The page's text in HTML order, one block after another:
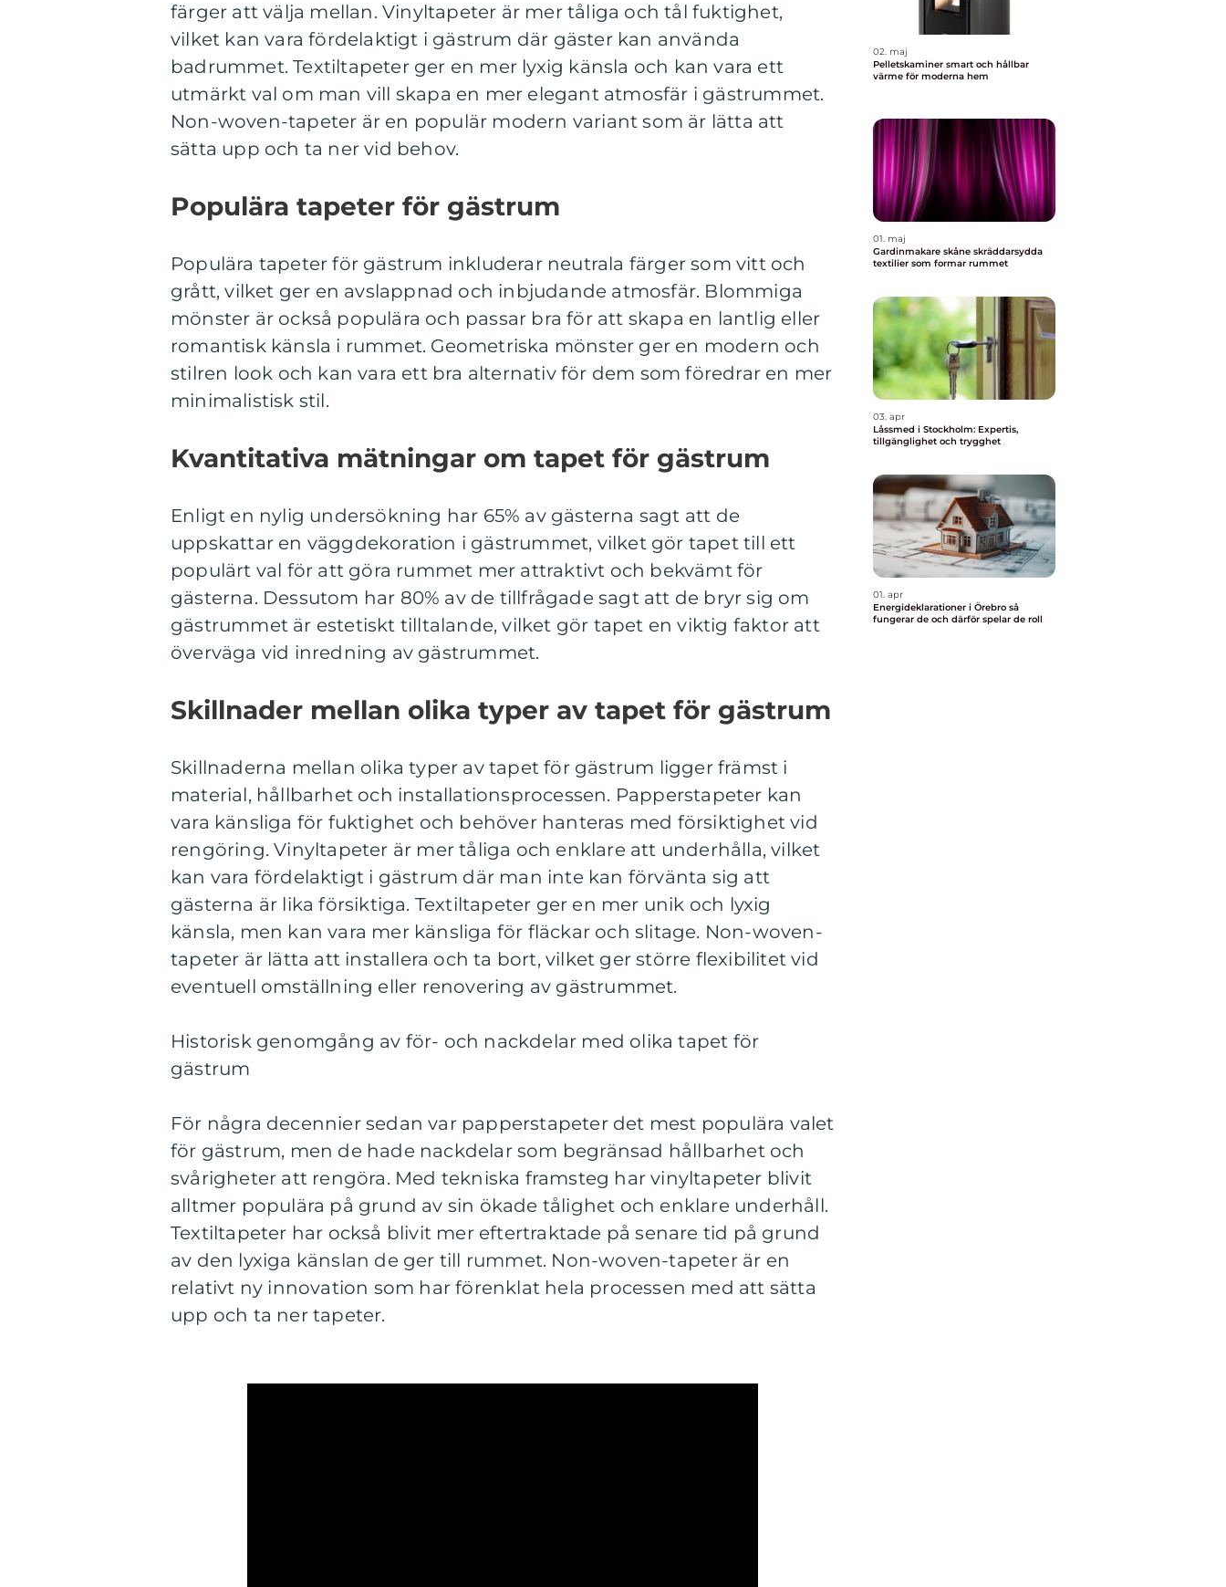
färger att välja mellan. Vinyltapeter är mer tåliga och tål fuktighet,
vilket kan vara fördelaktigt i gästrum där gäster kan använda
badrummet. Textiltapeter ger en mer lyxig känsla och kan vara ett
utmärkt val om man vill skapa en mer elegant atmosfär i gästrummet.
Non-woven-tapeter är en populär modern variant som är lätta att
sätta upp och ta ner vid behov.
Populära tapeter för gästrum
Populära tapeter för gästrum inkluderar neutrala färger som vitt och
grått, vilket ger en avslappnad och inbjudande atmosfär. Blommiga
mönster är också populära och passar bra för att skapa en lantlig eller
romantisk känsla i rummet. Geometriska mönster ger en modern och
stilren look och kan vara ett bra alternativ för dem som föredrar en mer
minimalistisk stil.
Kvantitativa mätningar om tapet för gästrum
Enligt en nylig undersökning har 65% av gästerna sagt att de
uppskattar en väggdekoration i gästrummet, vilket gör tapet till ett
populärt val för att göra rummet mer attraktivt och bekvämt för
gästerna. Dessutom har 80% av de tillfrågade sagt att de bryr sig om
gästrummet är estetiskt tilltalande, vilket gör tapet en viktig faktor att
överväga vid inredning av gästrummet.
Skillnader mellan olika typer av tapet för gästrum
Skillnaderna mellan olika typer av tapet för gästrum ligger främst i
material, hållbarhet och installationsprocessen. Papperstapeter kan
vara känsliga för fuktighet och behöver hanteras med försiktighet vid
rengöring. Vinyltapeter är mer tåliga och enklare att underhålla, vilket
kan vara fördelaktigt i gästrum där man inte kan förvänta sig att
gästerna är lika försiktiga. Textiltapeter ger en mer unik och lyxig
känsla, men kan vara mer känsliga för fläckar och slitage. Non-woven-
tapeter är lätta att installera och ta bort, vilket ger större flexibilitet vid
eventuell omställning eller renovering av gästrummet.
Historisk genomgång av för- och nackdelar med olika tapet för
gästrum
För några decennier sedan var papperstapeter det mest populära valet
för gästrum, men de hade nackdelar som begränsad hållbarhet och
svårigheter att rengöra. Med tekniska framsteg har vinyltapeter blivit
alltmer populära på grund av sin ökade tålighet och enklare underhåll.
Textiltapeter har också blivit mer eftertraktade på senare tid på grund
av den lyxiga känslan de ger till rummet. Non-woven-tapeter är en
relativt ny innovation som har förenklat hela processen med att sätta
upp och ta ner tapeter.
02. maj
Pelletskaminer smart och hållbar
värme för moderna hem
01. maj
Gardinmakare skåne skräddarsydda
textilier som formar rummet
03. apr
Låssmed i Stockholm: Expertis,
tillgänglighet och trygghet
01. apr
Energideklarationer i Örebro så
fungerar de och därför spelar de roll